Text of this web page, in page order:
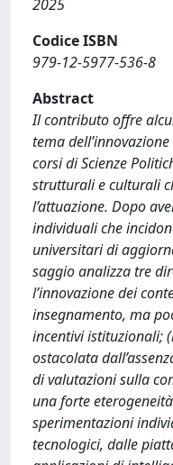
2025
Codice ISBN
979-12-5977-536-8
Abstract
Il contributo offre
tema
corsi di Scienze
strutturali e culturali
l’attuazione. Dopo
individuali che
universitari di
saggio analizza tre
l’innovazione dei
insegnamento, ma
incentivi istituzionali;
ostacolata
di valutazioni sulla
una forte
sperimentazioni
tecnologici, dalle